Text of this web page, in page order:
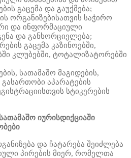
გაცემა და გაუქმება;
ორგანიზებისათვის საჭირო
და ინფორმაციული
და განხორციელება;
გაცემა კაზინოებში,
კლუბებში, ტოტალიზატორებში
სათამაშო მაგიდების,
აპარატების
სტიკერების
იურისდიქციაში
და ჩატარება შეიძლება
პირების მიერ, რომელთა